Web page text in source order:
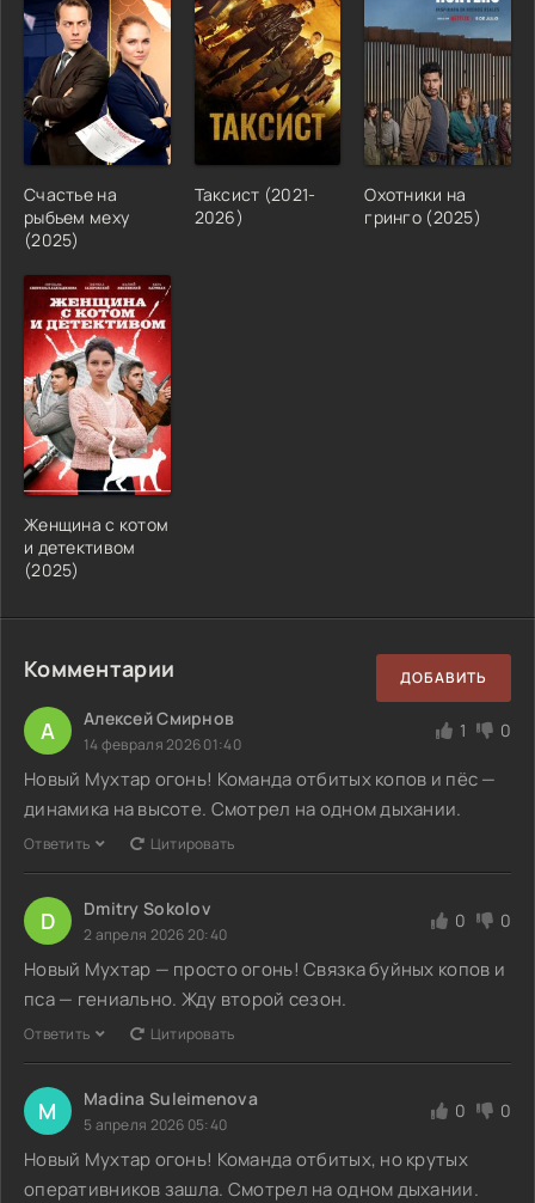
Счастье на
рыбьем меху
(2025)
Таксист (2021-
2026)
Охотники на
гринго (2025)
Женщина с котом
и детективом
(2025)
Комментарии ДОБАВИТЬ
А Алексей Смирнов
14 февраля 2026 01:40
1 0
Новый Мухтар огонь! Команда отбитых копов и пёс —
динамика на высоте. Смотрел на одном дыхании.
Ответить Цитировать
D Dmitry Sokolov
2 апреля 2026 20:40
0 0
Новый Мухтар — просто огонь! Связка буйных копов и
пса — гениально. Жду второй сезон.
Ответить Цитировать
M Madina Suleimenova
5 апреля 2026 05:40
0 0
Новый Мухтар огонь! Команда отбитых, но крутых
оперативников зашла. Смотрел на одном дыхании.